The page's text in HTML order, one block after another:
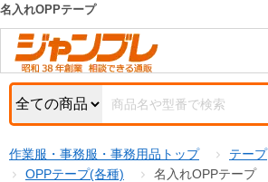
カテゴリー一覧
お知らせ
特集・キャンペーン一覧
初めての方へ
キーワード検索
検索条件
名入れOPPテープ
作業服・事務服・事務用品トップ
テープ
OPPテープ(各種)
名入れOPPテープ